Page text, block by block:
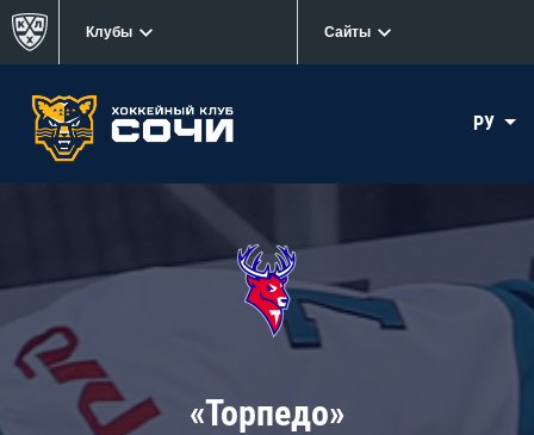
Клубы Сайты
РУ
«Торпедо»